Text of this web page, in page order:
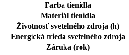
Farba tienidla
Materiál tienidla
Životnosť svetelného zdroja (h)
Energická trieda svetelného zdroja
Záruka (rok)